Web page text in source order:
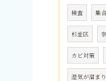
検査 集
杉並区
カビ対策
湿気が溜ま